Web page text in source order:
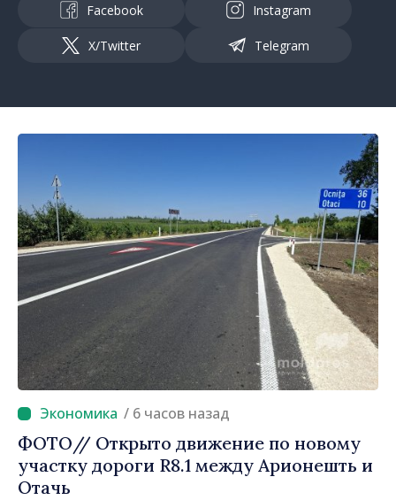
Facebook Instagram
X/Twitter Telegram
/ 6 часов назад
ФОТО// Открыто движение по новому
участку дороги R8.1 между Арионешть и
Отачь